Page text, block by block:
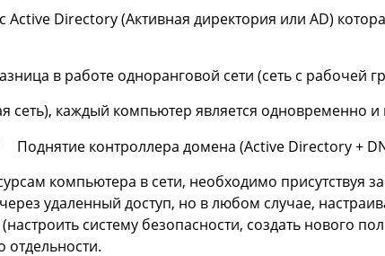
Directory (Активная директория или AD)
в работе одноранговой сети (сеть с рабочей
сеть), каждый компьютер является одновременно
компьютера в сети, необходимо присутствуя
удаленный доступ, но в любом случае,
систему безопасности, создать нового
отдельности.